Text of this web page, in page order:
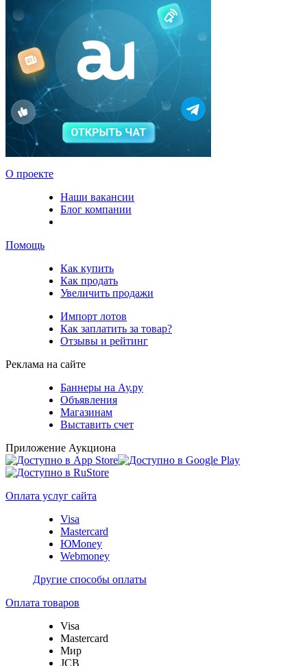
О проекте
Наши вакансии
Блог компании
Помощь
Как купить
Как продать
Увеличить продажи
Импорт лотов
Как заплатить за товар?
Отзывы и рейтинг
Реклама на сайте
Баннеры на Ау.ру
Объявления
Магазинам
Выставить счет
Приложение Аукциона
Оплата услуг сайта
Visa
Mastercard
ЮMoney
Webmoney
Другие способы оплаты
Оплата товаров
Visa
Mastercard
Мир
JCB